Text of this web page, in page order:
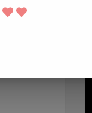
lebt
und